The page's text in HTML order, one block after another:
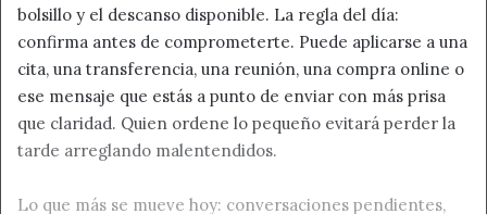
bolsillo y el descanso disponible. La regla del día:
confirma antes de comprometerte. Puede aplicarse a una
cita, una transferencia, una reunión, una compra online o
ese mensaje que estás a punto de enviar con más prisa
que claridad. Quien ordene lo pequeño evitará perder la
tarde arreglando malentendidos.
Lo que más se mueve hoy: conversaciones pendientes,